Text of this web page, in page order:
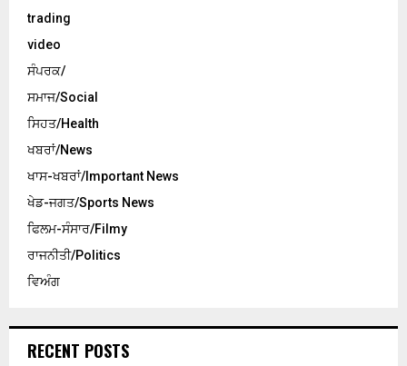
trading
video
ਸੰਪਰਕ/
ਸਮਾਜ/Social
ਸਿਹਤ/Health
ਖਬਰਾਂ/News
ਖਾਸ-ਖਬਰਾਂ/Important News
ਖੇਡ-ਜਗਤ/Sports News
ਫਿਲਮ-ਸੰਸਾਰ/Filmy
ਰਾਜਨੀਤੀ/Politics
ਵਿਅੰਗ
RECENT POSTS